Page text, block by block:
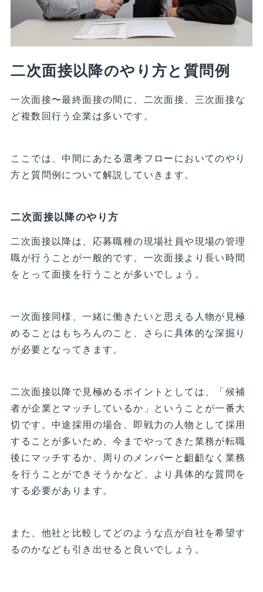
二次面接以降のやり方と質問例
一次面接〜最終面接の間に、二次面接、三次面接な
ど複数回行う企業は多いです。
ここでは、中間にあたる選考フローにおいてのやり
方と質問例について解説していきます。
二次面接以降のやり方
二次面接以降は、応募職種の現場社員や現場の管理
職が行うことが一般的です。一次面接より長い時間
をとって面接を行うことが多いでしょう。
一次面接同様、一緒に働きたいと思える人物が見極
めることはもちろんのこと、さらに具体的な深掘り
が必要となってきます。
二次面接以降で見極めるポイントとしては、「候補
者が企業とマッチしているか」ということが一番大
切です。中途採用の場合、即戦力の人物として採用
することが多いため、今までやってきた業務が転職
後にマッチするか、周りのメンバーと齟齬なく業務
を行うことができそうかなど、より具体的な質問を
する必要があります。
また、他社と比較してどのような点が自社を希望す
るのかなども引き出せると良いでしょう。